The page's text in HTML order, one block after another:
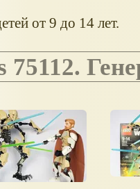
от 9 до 14 лет.
75112.